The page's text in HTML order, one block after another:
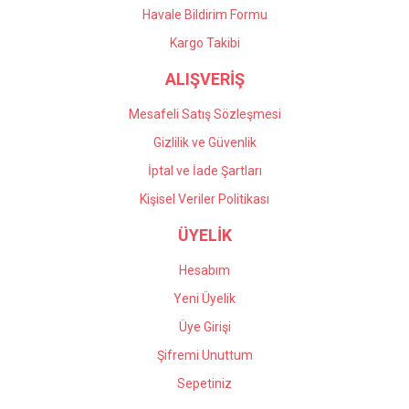
Gönder
Havale Bildirim Formu
Kargo Takibi
ALIŞVERİŞ
Mesafeli Satış Sözleşmesi
Gizlilik ve Güvenlik
İptal ve İade Şartları
Kişisel Veriler Politikası
ÜYELİK
Hesabım
Yeni Üyelik
Üye Girişi
Şifremi Unuttum
Sepetiniz